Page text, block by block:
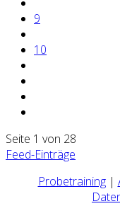
9
10
Seite 1 von 28
Feed-Einträge
Probetraining|